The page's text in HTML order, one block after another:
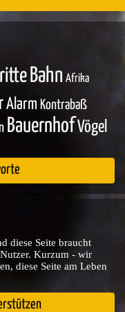
Bahn Afrika
Alarm Kontrabaß
BauernhofVögel
diese Seite braucht
Kurzum - wir
diese Seite am Leben